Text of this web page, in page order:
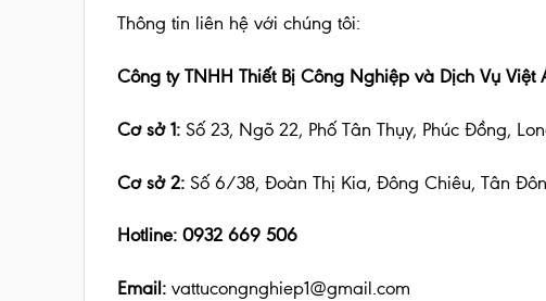
Thông tin liên hệ với chúng tôi:
Công ty TNHH Thiết Bị Công Nghiệp và Dịch Vụ Việt
Cơ sở 1: Số 23, Ngõ 22, Phố Tân Thụy, Phúc Đồng,
Cơ sở 2: Số 6/38, Đoàn Thị Kia, Đông Chiêu, Tân
Hotline: 0932 669 506
Email: vattucongnghiep1@gmail.com